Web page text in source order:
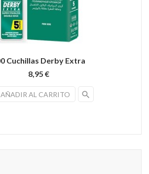
Cuchillas Derby Extra
8,95 €
AÑADIR AL CARRITO search